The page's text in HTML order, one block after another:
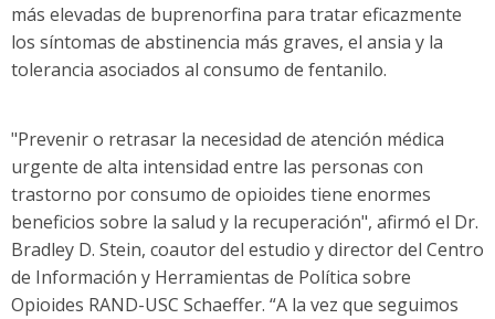
más elevadas de buprenorfina para tratar eficazmente
los síntomas de abstinencia más graves, el ansia y la
tolerancia asociados al consumo de fentanilo.
"Prevenir o retrasar la necesidad de atención médica
urgente de alta intensidad entre las personas con
trastorno por consumo de opioides tiene enormes
beneficios sobre la salud y la recuperación", afirmó el Dr.
Bradley D. Stein, coautor del estudio y director del Centro
de Información y Herramientas de Política sobre
Opioides RAND-USC Schaeffer. “A la vez que seguimos